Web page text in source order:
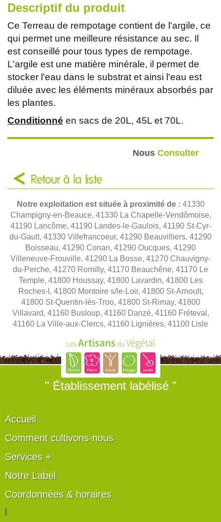
Descriptif du produit
Ce Terreau de rempotage contient de l'argile, ce
qui permet une meilleure résistance au sec. Il
est conseillé pour tous types de rempotage.
L'argile est une matière minérale, il permet de
stocker l'eau dans le substrat et ainsi l'eau est
diluée avec les éléments minéraux absorbés par
les plantes.
Conditionné en sacs de 20L, 45L et 70L.
Nous Consulter
Retour à la liste
Notre exploitation est située à proximité de : 41330
Champigny-en-Beauce, 41330 La Chapelle-Vendômoise,
41190 Lancôme, 41190 Landes-le-Gaulois, 41190 St-Cyr-
du-Gault, 41330 Villefrancoeur, 41290 Beauvilliers, 41290
Boisseau, 41290 Conan, 41290 Oucques, 41290
Villeneuve-Frouville, 41290 La Bosse, 41270 Chauvigny-
du-Perche, 41270 Romilly, 41170 Beauchêne, 41170 Le
Temple, 41800 Houssay, 41800 Lavardin, 41800 Les
Roches-l, 41800 Montoire s/le-Loir, 41800 St-Arnoult,
41800 St-Quentin-lès-Troo, 41800 St-Rimay, 41800
Villavard, 41160 Busloup, 41160 Danzé, 41160 Fréteval,
41160 La Ville-aux-Clercs, 41160 Lignières, 41100 Lisle
" Établissement labélisé "
Accueil
Comment cultivons-nous
Services +
Notre Label
Coordonnées & horaires